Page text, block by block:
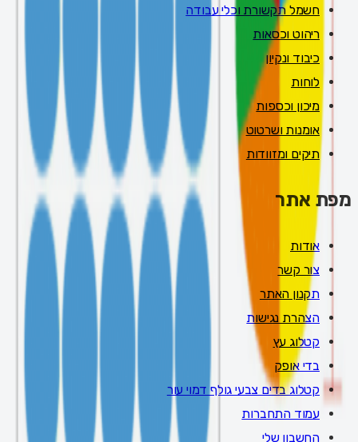
חשמל תקשורת וכלי עבודה
ריהוט וכסאות
כיבוד ונקיון
לוחות
מיכון וכספות
אומנות ושרטוט
תיקים ומזוודות
מפת אתר
אודות
צור קשר
תקנון האתר
הצהרת נגישות
קטלוג עץ
בדי אופק
קטלוג בדים צבעי גולף דמוי עור
עמוד התחברות
החשבון שלי